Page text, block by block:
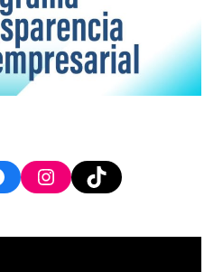
Instagram
TikTok